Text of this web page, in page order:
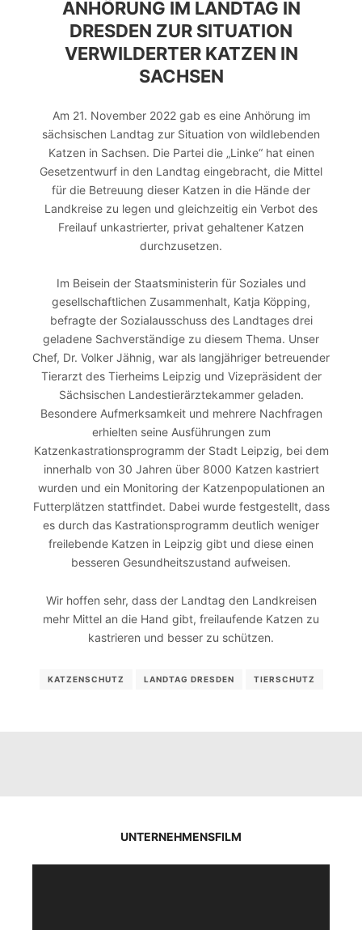
ANHÖRUNG IM LANDTAG IN
DRESDEN ZUR SITUATION
VERWILDERTER KATZEN IN
SACHSEN
Am 21. November 2022 gab es eine Anhörung im
sächsischen Landtag zur Situation von wildlebenden
Katzen in Sachsen. Die Partei die „Linke“ hat einen
Gesetzentwurf in den Landtag eingebracht, die Mittel
für die Betreuung dieser Katzen in die Hände der
Landkreise zu legen und gleichzeitig ein Verbot des
Freilauf unkastrierter, privat gehaltener Katzen
durchzusetzen.
Im Beisein der Staatsministerin für Soziales und
gesellschaftlichen Zusammenhalt, Katja Köpping,
befragte der Sozialausschuss des Landtages drei
geladene Sachverständige zu diesem Thema. Unser
Chef, Dr. Volker Jähnig, war als langjähriger betreuender
Tierarzt des Tierheims Leipzig und Vizepräsident der
Sächsischen Landestierärztekammer geladen.
Besondere Aufmerksamkeit und mehrere Nachfragen
erhielten seine Ausführungen zum
Katzenkastrationsprogramm der Stadt Leipzig, bei dem
innerhalb von 30 Jahren über 8000 Katzen kastriert
wurden und ein Monitoring der Katzenpopulationen an
Futterplätzen stattfindet. Dabei wurde festgestellt, dass
es durch das Kastrationsprogramm deutlich weniger
freilebende Katzen in Leipzig gibt und diese einen
besseren Gesundheitszustand aufweisen.
Wir hoffen sehr, dass der Landtag den Landkreisen
mehr Mittel an die Hand gibt, freilaufende Katzen zu
kastrieren und besser zu schützen.
KATZENSCHUTZ LANDTAG DRESDEN TIERSCHUTZ
UNTERNEHMENSFILM